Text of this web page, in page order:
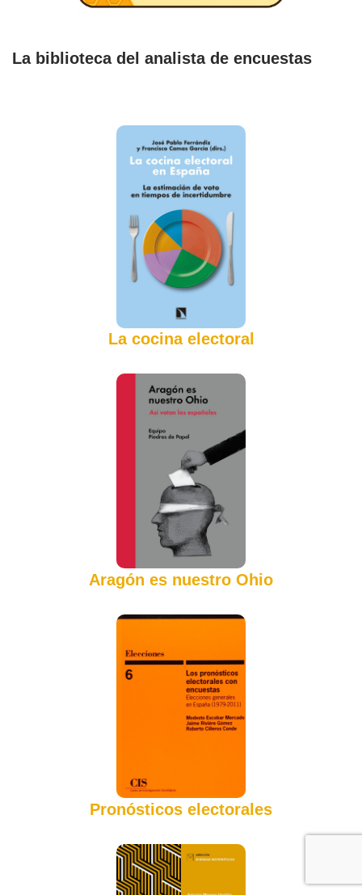
La biblioteca del analista de encuestas
La cocina electoral
Aragón es nuestro Ohio
Pronósticos electorales